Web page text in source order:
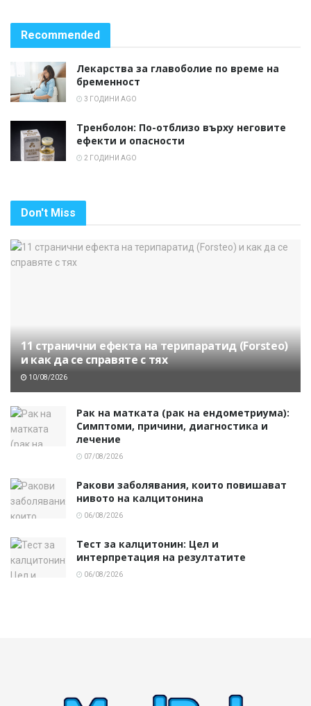
Recommended
Лекарства за главоболие по време на
бременност
3 ГОДИНИ AGO
Тренболон: По-отблизо върху неговите
ефекти и опасности
2 ГОДИНИ AGO
Don't Miss
11 странични ефекта на терипаратид (Forsteo)
и как да се справяте с тях
10/08/2026
Рак на матката (рак на ендометриума):
Симптоми, причини, диагностика и
лечение
07/08/2026
Ракови заболявания, които повишават
нивото на калцитонина
06/08/2026
Тест за калцитонин: Цел и
интерпретация на резултатите
06/08/2026